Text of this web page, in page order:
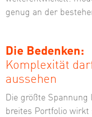
genug an der
Die Bedenken:
Komplexität
aussehen
Die größte
breites Portfolio